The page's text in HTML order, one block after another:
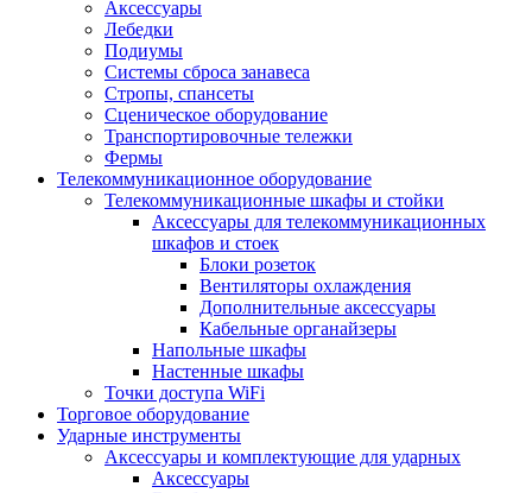
Аксессуары
Лебедки
Подиумы
Системы сброса занавеса
Стропы, спансеты
Сценическое оборудование
Транспортировочные тележки
Фермы
Телекоммуникационное оборудование
Телекоммуникационные шкафы и стойки
Аксессуары для телекоммуникационных
шкафов и стоек
Блоки розеток
Вентиляторы охлаждения
Дополнительные аксессуары
Кабельные органайзеры
Напольные шкафы
Настенные шкафы
Точки доступа WiFi
Торговое оборудование
Ударные инструменты
Аксессуары и комплектующие для ударных
Аксессуары